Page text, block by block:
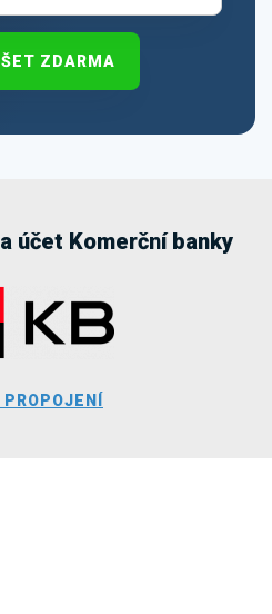
ZDARMA
účet Komerční banky